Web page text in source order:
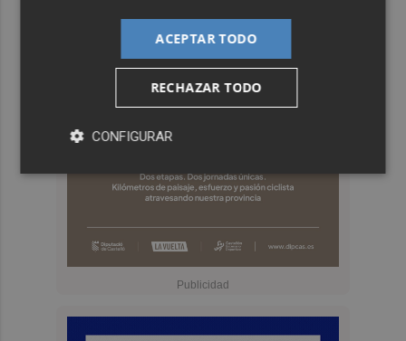
ACEPTAR TODO
RECHAZAR TODO
CONFIGURAR